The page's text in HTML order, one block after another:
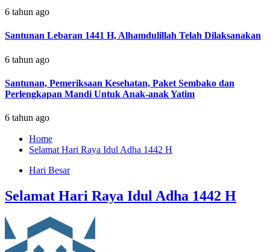
6 tahun ago
Santunan Lebaran 1441 H, Alhamdulillah Telah Dilaksanakan
6 tahun ago
Santunan, Pemeriksaan Kesehatan, Paket Sembako dan
Perlengkapan Mandi Untuk Anak-anak Yatim
6 tahun ago
Home
Selamat Hari Raya Idul Adha 1442 H
Hari Besar
Selamat Hari Raya Idul Adha 1442 H